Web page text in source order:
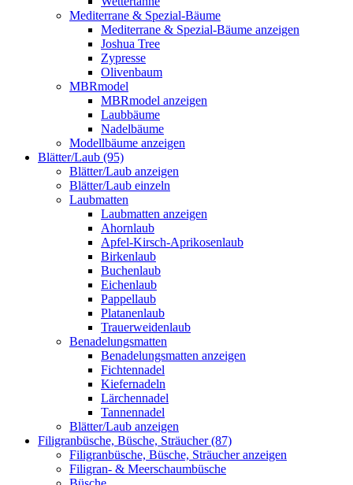
Mediterrane & Spezial-Bäume
Mediterrane & Spezial-Bäume anzeigen
Joshua Tree
Zypresse
Olivenbaum
MBRmodel
MBRmodel anzeigen
Laubbäume
Nadelbäume
Modellbäume anzeigen
Blätter/Laub (95)
Blätter/Laub anzeigen
Blätter/Laub einzeln
Laubmatten
Laubmatten anzeigen
Ahornlaub
Apfel-Kirsch-Aprikosenlaub
Birkenlaub
Buchenlaub
Eichenlaub
Pappellaub
Platanenlaub
Trauerweidenlaub
Benadelungsmatten
Benadelungsmatten anzeigen
Fichtennadel
Kiefernadeln
Lärchennadel
Tannennadel
Blätter/Laub anzeigen
Filigranbüsche, Büsche, Sträucher (87)
Filigranbüsche, Büsche, Sträucher anzeigen
Filigran- & Meerschaumbüsche